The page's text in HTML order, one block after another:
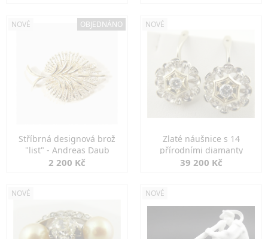
NOVÉ OBJEDNÁNO
Stříbrná designová brož
"list" - Andreas Daub
2 200 Kč
NOVÉ
Zlaté náušnice s 14
přírodními diamanty
39 200 Kč
NOVÉ NOVÉ